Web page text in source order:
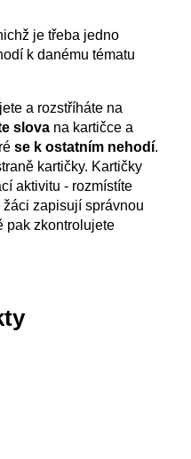
je třeba jedno
k danému tématu
a rozstříháte na
slova na kartičce a
se k ostatním nehodí.
kartičky. Kartičky
aktivitu - rozmístíte
zapisují správnou
pak zkontrolujete